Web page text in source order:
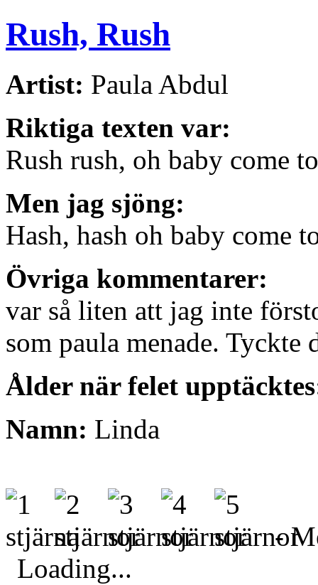
Rush, Rush
Artist: Paula Abdul
Riktiga texten var:
Rush rush, oh baby come
Men jag sjöng:
Hash, hash oh baby come
Övriga kommentarer:
var så liten att jag inte
som paula menade. Tyckte
Ålder när felet
Namn: Linda
-
Loading...